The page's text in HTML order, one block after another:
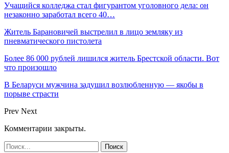
Учащийся колледжа стал фигурантом уголовного дела: он
незаконно заработал всего 40…
Житель Барановичей выстрелил в лицо земляку из
пневматического пистолета
Более 86 000 рублей лишился житель Брестской области. Вот
что произошло
В Беларуси мужчина задушил возлюбленную — якобы в
порыве страсти
Prev Next
Комментарии закрыты.